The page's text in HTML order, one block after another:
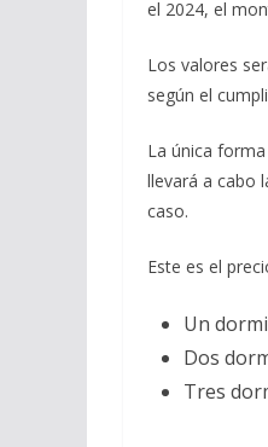
el 2024, el
Los valores
según el
La única
llevará a cabo
caso.
Este es el
Un
Dos
Tres